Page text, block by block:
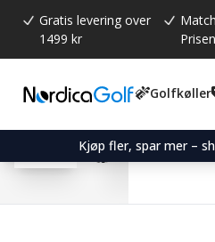
Gratis levering over
1499 kr
Match
Prisen
Golfkøller
Kjøp fler, spar mer –